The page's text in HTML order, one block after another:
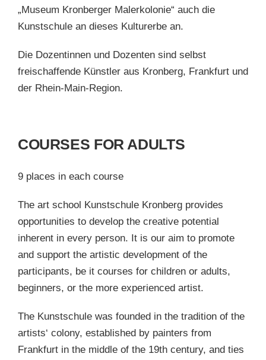
„Museum Kronberger Malerkolonie“ auch die
Kunstschule an dieses Kulturerbe an.
Die Dozentinnen und Dozenten sind selbst
freischaffende Künstler aus Kronberg, Frankfurt und
der Rhein-Main-Region.
COURSES FOR ADULTS
9 places in each course
The art school Kunstschule Kronberg provides
opportunities to develop the creative potential
inherent in every person. It is our aim to promote
and support the artistic development of the
participants, be it courses for children or adults,
beginners, or the more experienced artist.
The Kunstschule was founded in the tradition of the
artists‘ colony, established by painters from
Frankfurt in the middle of the 19th century, and ties